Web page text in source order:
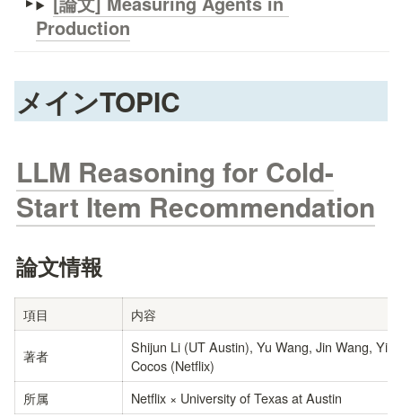
Production
メインTOPIC
LLM Reasoning for Cold-
Start Item Recommendation
論文情報
項目 内容
著者
Shijun Li (UT Austin), Yu Wang, Jin Wang,
Cocos (Netflix)
所属
Netflix × University of Texas at Austin